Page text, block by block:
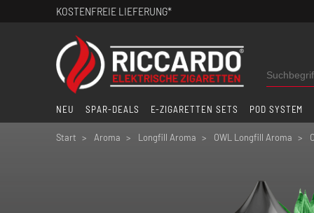
KOSTENFREIE LIEFERUNG*
NEU SPAR-DEALS E-ZIGARETTEN SETS POD SYSTEM
Start Aroma Longfill Aroma OWL Longfill Aroma